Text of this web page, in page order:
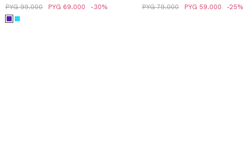
VERDE
PYG 69.000
PYG 99.000 30
MULTICOLORPYG 59.000
PYG 79.000 25